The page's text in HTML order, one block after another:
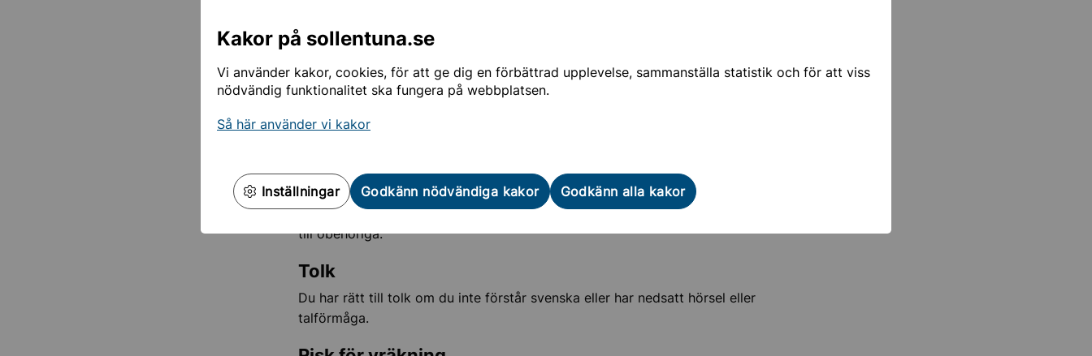
Kakor på sollentuna.se
Vi använder kakor, cookies, för att ge dig en förbättrad upplevelse, sammanställa statistik och för att viss
nödvändig funktionalitet ska fungera på webbplatsen.
Så här använder vi kakor
Inställningar Godkänn nödvändiga kakor Godkänn alla kakor
om, när och hur mycket pengar du får
Logga in på Mina sidor
Tystnadsplikt
All personal på socialkontoret har tystnadsplikt. Uppgifter om dig lämnas inte ut
till obehöriga.
Tolk
Du har rätt till tolk om du inte förstår svenska eller har nedsatt hörsel eller
talförmåga.